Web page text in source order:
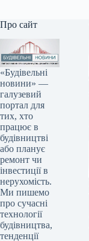
Про сайт
«Будівельні
новини» —
галузевий
портал для
тих, хто
працює в
будівництві
або планує
ремонт чи
інвестиції в
нерухомість.
Ми пишемо
про сучасні
технології
будівництва,
тенденції